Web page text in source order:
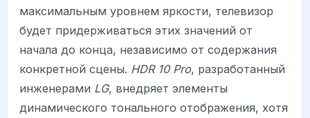
максимальным уровнем яркости, телевизор
будет придерживаться этих значений от
начала до конца, независимо от содержания
конкретной сцены. HDR 10 Pro, разработанный
инженерами LG, внедряет элементы
динамического тонального отображения, хотя